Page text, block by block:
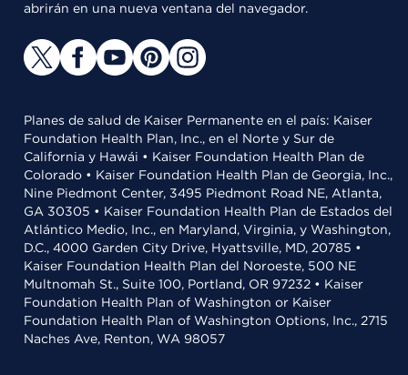
abrirán en una nueva ventana del navegador.
Planes de salud de Kaiser Permanente en el país: Kaiser
Foundation Health Plan, Inc., en el Norte y Sur de
California y Hawái • Kaiser Foundation Health Plan de
Colorado • Kaiser Foundation Health Plan de Georgia, Inc.,
Nine Piedmont Center, 3495 Piedmont Road NE, Atlanta,
GA 30305 • Kaiser Foundation Health Plan de Estados del
Atlántico Medio, Inc., en Maryland, Virginia, y Washington,
D.C., 4000 Garden City Drive, Hyattsville, MD, 20785 •
Kaiser Foundation Health Plan del Noroeste, 500 NE
Multnomah St., Suite 100, Portland, OR 97232 • Kaiser
Foundation Health Plan of Washington or Kaiser
Foundation Health Plan of Washington Options, Inc., 2715
Naches Ave, Renton, WA 98057